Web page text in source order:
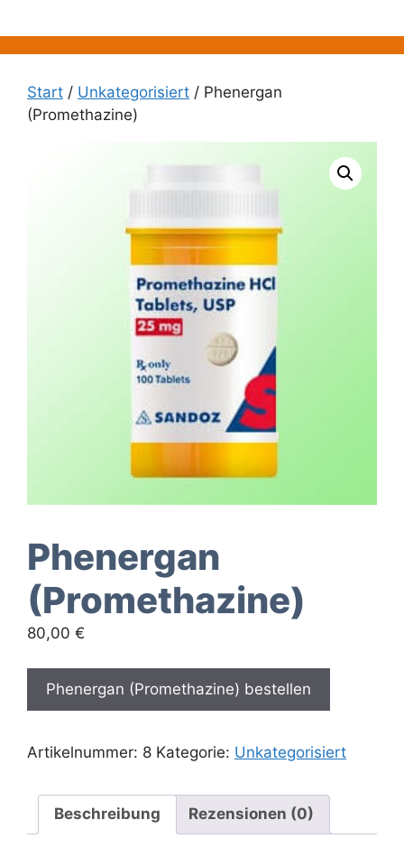
Inhalt
springen
Start / Unkategorisiert / Phenergan
(Promethazine)
Phenergan
(Promethazine)
80,00 €
Phenergan (Promethazine) bestellen
Artikelnummer: 8 Kategorie: Unkategorisiert
Beschreibung Rezensionen (0)